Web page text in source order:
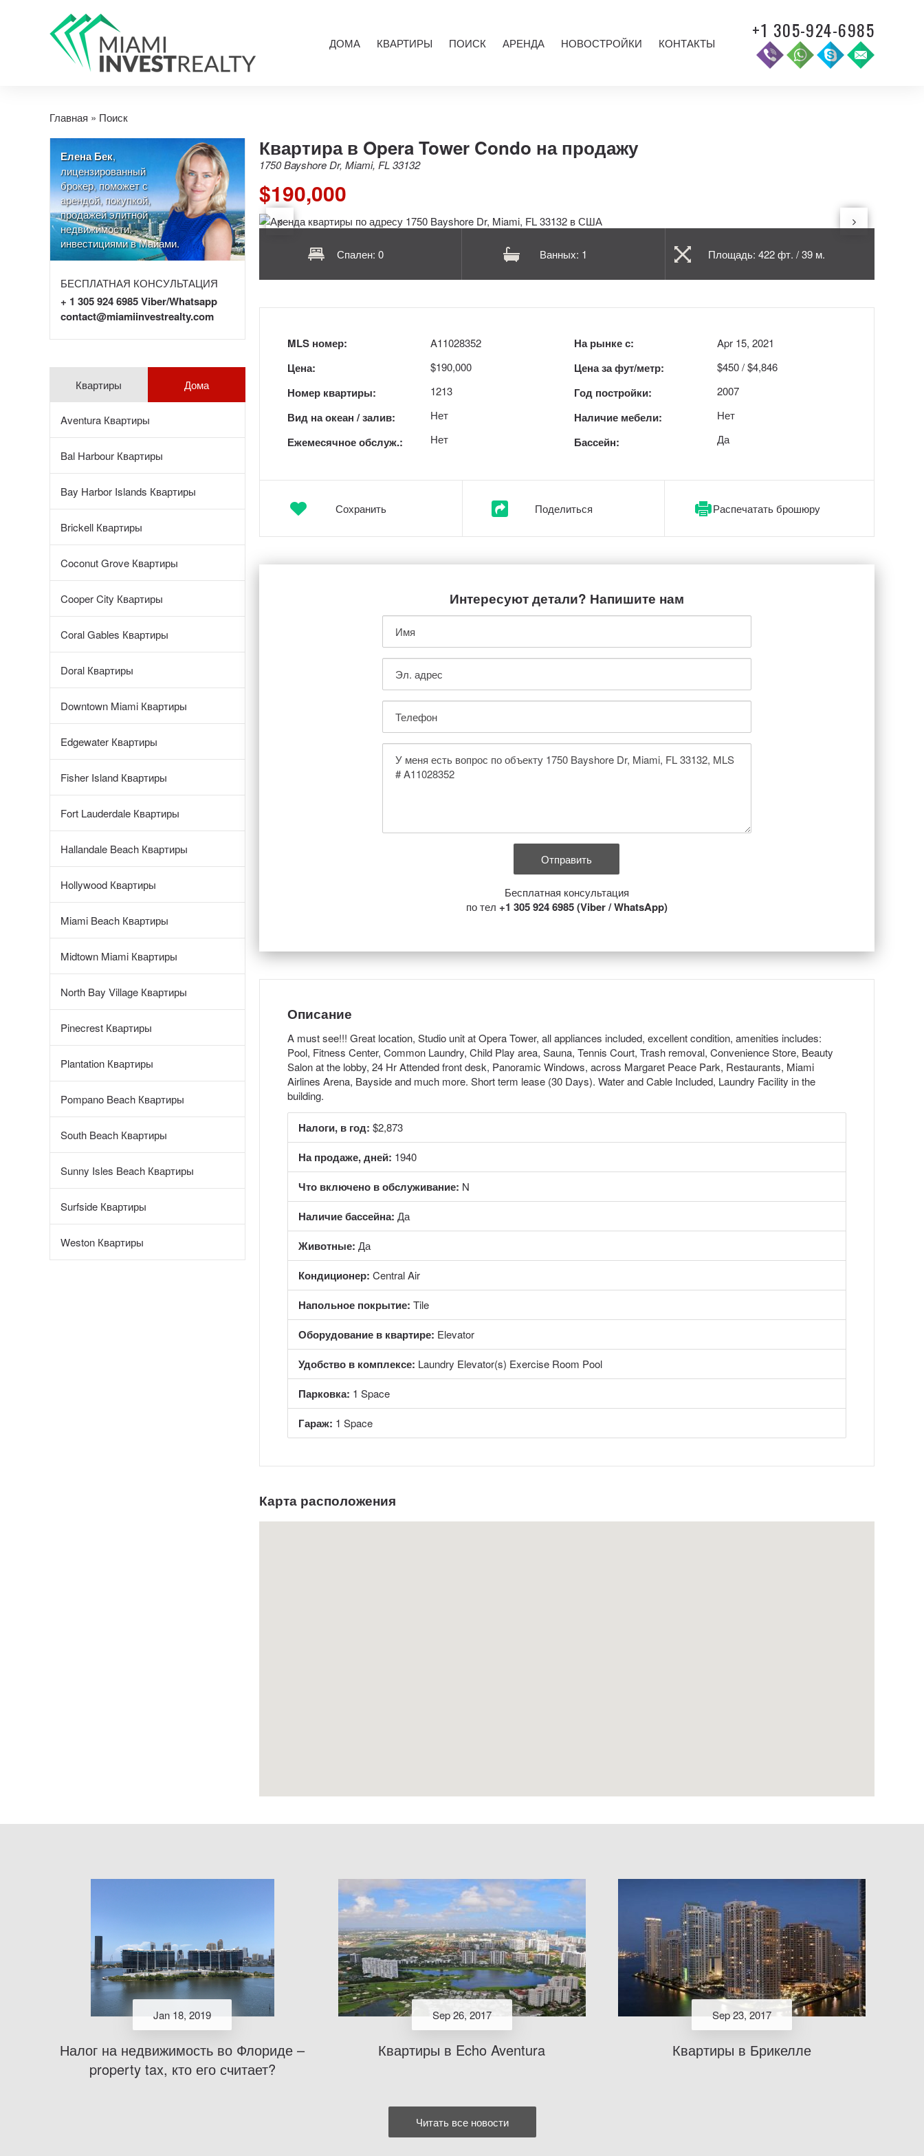
ДОМА КВАРТИРЫ ПОИСК АРЕНДА НОВОСТРОЙКИ КОНТАКТЫ
+1 305-924-6985
Главная » Поиск
Елена Бек,
лицензированный
брокер, поможет с
арендой, покупкой,
продажей элитной
недвижимости,
инвестициями в Майами.
БЕСПЛАТНАЯ КОНСУЛЬТАЦИЯ
+ 1 305 924 6985 Viber/Whatsapp
contact@miamiinvestrealty.com
Квартиры
Aventura Квартиры
Bal Harbour Квартиры
Bay Harbor Islands Квартиры
Brickell Квартиры
Coconut Grove Квартиры
Cooper City Квартиры
Coral Gables Квартиры
Doral Квартиры
Downtown Miami Квартиры
Edgewater Квартиры
Fisher Island Квартиры
Fort Lauderdale Квартиры
Hallandale Beach Квартиры
Hollywood Квартиры
Miami Beach Квартиры
Midtown Miami Квартиры
North Bay Village Квартиры
Pinecrest Квартиры
Plantation Квартиры
Pompano Beach Квартиры
South Beach Квартиры
Sunny Isles Beach Квартиры
Surfside Квартиры
Weston Квартиры
Дома
Квартира в Opera Tower Condo на продажу
1750 Bayshore Dr, Miami, FL 33132
$190,000
Спален: 0 Ванных: 1 Площадь: 422 фт. / 39 м.
MLS номер:
Цена:
Номер квартиры:
Вид на океан / залив:
Ежемесячное обслуж.:
A11028352
$190,000
1213
Нет
Нет
На рынке с:
Цена за фут/метр:
Год постройки:
Наличие мебели:
Бассейн:
Apr 15, 2021
$450 / $4,846
2007
Нет
Да
Сохранить Поделиться Распечатать брошюру
Интересуют детали? Напишите нам
Бесплатная консультация
по тел +1 305 924 6985 (Viber / WhatsApp)
Описание
A must see!!! Great location, Studio unit at Opera Tower, all appliances included, excellent condition, amenities includes:
Pool, Fitness Center, Common Laundry, Child Play area, Sauna, Tennis Court, Trash removal, Convenience Store, Beauty
Salon at the lobby, 24 Hr Attended front desk, Panoramic Windows, across Margaret Peace Park, Restaurants, Miami
Airlines Arena, Bayside and much more. Short term lease (30 Days). Water and Cable Included, Laundry Facility in the
building.
Налоги, в год: $2,873
На продаже, дней: 1940
Что включено в обслуживание: N
Наличие бассейна: Да
Животные: Да
Кондиционер: Central Air
Напольное покрытие: Tile
Оборудование в квартире: Elevator
Удобство в комплексе: Laundry Elevator(s) Exercise Room Pool
Парковка: 1 Space
Гараж: 1 Space
Карта расположения
Jan 18, 2019
Налог на недвижимость во Флориде –
property tax, кто его считает?
Sep 26, 2017
Квартиры в Echo Aventura
Sep 23, 2017
Квартиры в Брикелле
Читать все новости